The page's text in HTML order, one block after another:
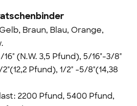
Braun, Blau, Orange,
(N.W. 3,5 Pfund), 5/16"-3/8"
Pfund), 1/2" -5/8"(14,38
2200 Pfund, 5400 Pfund,